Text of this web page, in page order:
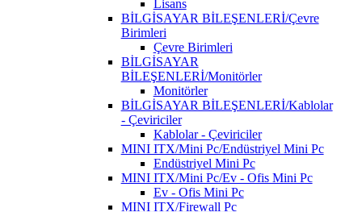
Lisans
BİLGİSAYAR BİLEŞENLERİ/Çevre
Birimleri
Çevre Birimleri
BİLGİSAYAR
BİLEŞENLERİ/Monitörler
Monitörler
BİLGİSAYAR BİLEŞENLERİ/Kablolar
- Çeviriciler
Kablolar - Çeviriciler
MINI ITX/Mini Pc/Endüstriyel Mini Pc
Endüstriyel Mini Pc
MINI ITX/Mini Pc/Ev - Ofis Mini Pc
Ev - Ofis Mini Pc
MINI ITX/Firewall Pc